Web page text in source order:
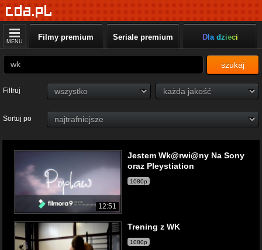
MENU Filmy premium Seriale premium Dla dzieci
szukaj
Filtruj
Sortuj po
12:51
Jestem Wk@rwi@ny Na Sony
oraz Pleystiation
1080p
Trening z WK
1080p